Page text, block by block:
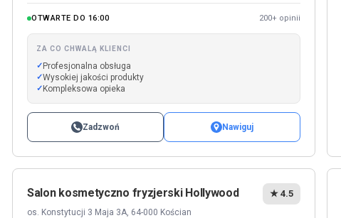
OTWARTE DO 16:00 200+ opinii
ZA CO CHWALĄ KLIENCI
Profesjonalna obsługa
Wysokiej jakości produkty
Kompleksowa opieka
Zadzwoń Nawiguj
Salon kosmetyczno fryzjerski Hollywood
os. Konstytucji 3 Maja 3A, 64-000 Kościan
★ 4.5